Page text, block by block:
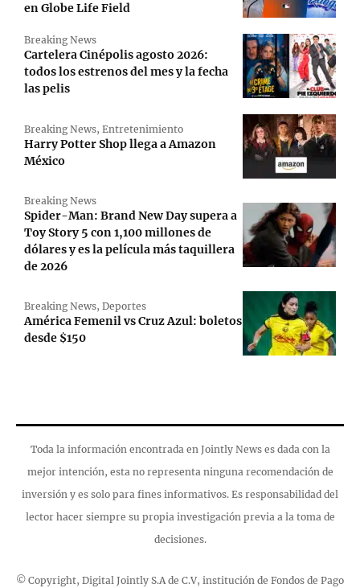
en Globe Life Field
Breaking News
Cartelera Cinépolis agosto 2026:
todos los estrenos del mes y la fecha
las pelis
Breaking News, Entretenimiento
Harry Potter Shop llega a Amazon
México
Breaking News
Spider-Man: Brand New Day supera a
Toy Story 5 con 1,100 millones de
dólares y es la película más taquillera
de 2026
Breaking News, Deportes
América Femenil vs Cruz Azul: boletos
desde $150
Toda la información encontrada en Jointly News es dada con la
mejor intención, esta no representa ninguna recomendación de
inversión y es solo para fines informativos. Es responsabilidad del
lector hacer siempre su propia investigación previa a la toma de
decisiones.
© Copyright, Digital Jointly S.A de C.V, institución de Fondos de Pago